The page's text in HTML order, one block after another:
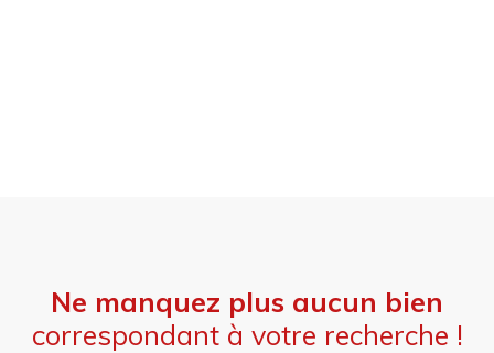
Ne manquez plus aucun bien
correspondant à votre recherche !